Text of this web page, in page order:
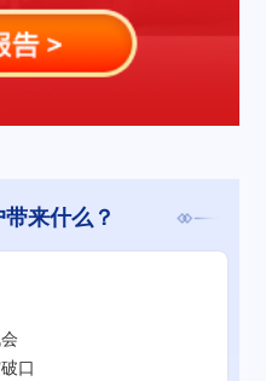
来什么？
口